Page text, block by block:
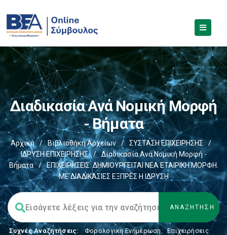
Διαδικασία Ανά Νομική Μορφή
- Βήματα
Αρχική / Βιβλιοθήκη Αρχείων / ΣΥΣΤΑΣΗ ΕΠΙΧΕΙΡΗΣΗΣ
/
ΙΔΡΥΣΗ ΕΠΙΧΕΙΡΗΣΗΣ
/
Διαδικασία Ανά Νομική Μορφή -
Βήματα
/
ΕΠΙΧΕΙΡΗΣΕΙΣ: ΔΗΜΙΟΥΡΓΕΙΤΑΙ ΝΕΑ ΕΤΑΙΡΙΚΗ ΜΟΡΦΗ.
ΜΕ ΔΙΑΔΙΚΑΣΙΕΣ ΕΞΠΡΕΣ Η ΙΔΡΥΣΗ
Συχνές Αναζητήσεις: Φορολογικη Ενημέρωση, Επιχειρήσεις